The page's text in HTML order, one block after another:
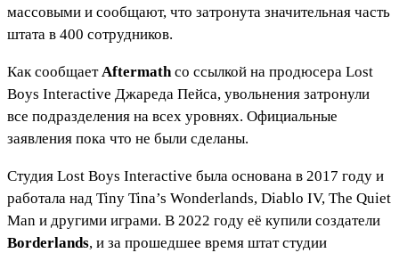
массовыми и сообщают, что затронута значительная часть
штата в 400 сотрудников.
Как сообщаетAftermathсо ссылкой на продюсера Lost
Boys Interactive Джареда Пейса, увольнения затронули
все подразделения на всех уровнях. Официальные
заявления пока что не были сделаны.
Студия Lost Boys Interactive была основана в 2017 году и
работала над Tiny Tina’s Wonderlands, Diablo IV, The Quiet
Man и другими играми. В 2022 году её купили создатели
Borderlands, и за прошедшее время штат студии